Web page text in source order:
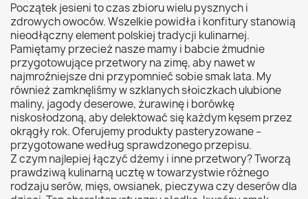
Początek jesieni to czas zbioru wielu pysznych i
zdrowych owoców. Wszelkie powidła i konfitury stanowią
nieodłączny element polskiej tradycji kulinarnej.
Pamiętamy przecież nasze mamy i babcie żmudnie
przygotowujące przetwory na zimę, aby nawet w
najmroźniejsze dni przypomnieć sobie smak lata. My
również zamknęliśmy w szklanych słoiczkach ulubione
maliny, jagody deserowe, żurawinę i borówkę
niskosłodzoną, aby delektować się każdym kęsem przez
okrągły rok. Oferujemy produkty pasteryzowane –
przygotowane według sprawdzonego przepisu.
Z czym najlepiej łączyć dżemy i inne przetwory? Tworzą
prawdziwą kulinarną ucztę w towarzystwie różnego
rodzaju serów, mięs, owsianek, pieczywa czy deserów dla